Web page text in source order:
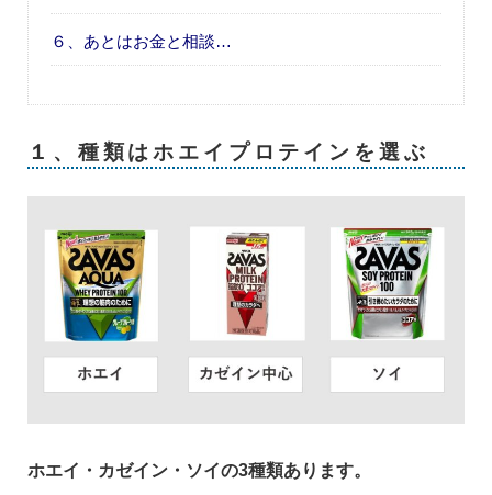
６、あとはお金と相談…
１、種類はホエイプロテインを選ぶ
ホエイ・カゼイン・ソイの3種類あります。